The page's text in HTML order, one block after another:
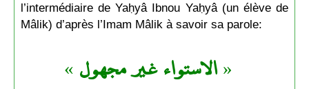
l’intermédiaire de Yaḥyâ Ibnou Yaḥyâ (un élève de
Mâlik) d’après l’Imam Mâlik à savoir sa parole:
«الاستواء غير مجهول»